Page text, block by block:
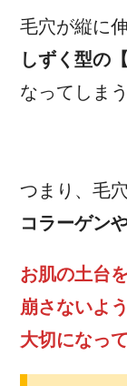
毛穴が縦に
しずく型の
なってしま
つまり、毛
コラーゲン
お肌の土台を
崩さないよ
大切になっ